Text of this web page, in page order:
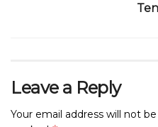
Leave a Reply
Your email address will not